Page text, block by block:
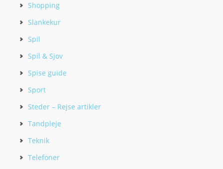
Shopping
Slankekur
Spil
Spil & Sjov
Spise guide
Sport
Steder – Rejse artikler
Tandpleje
Teknik
Telefoner